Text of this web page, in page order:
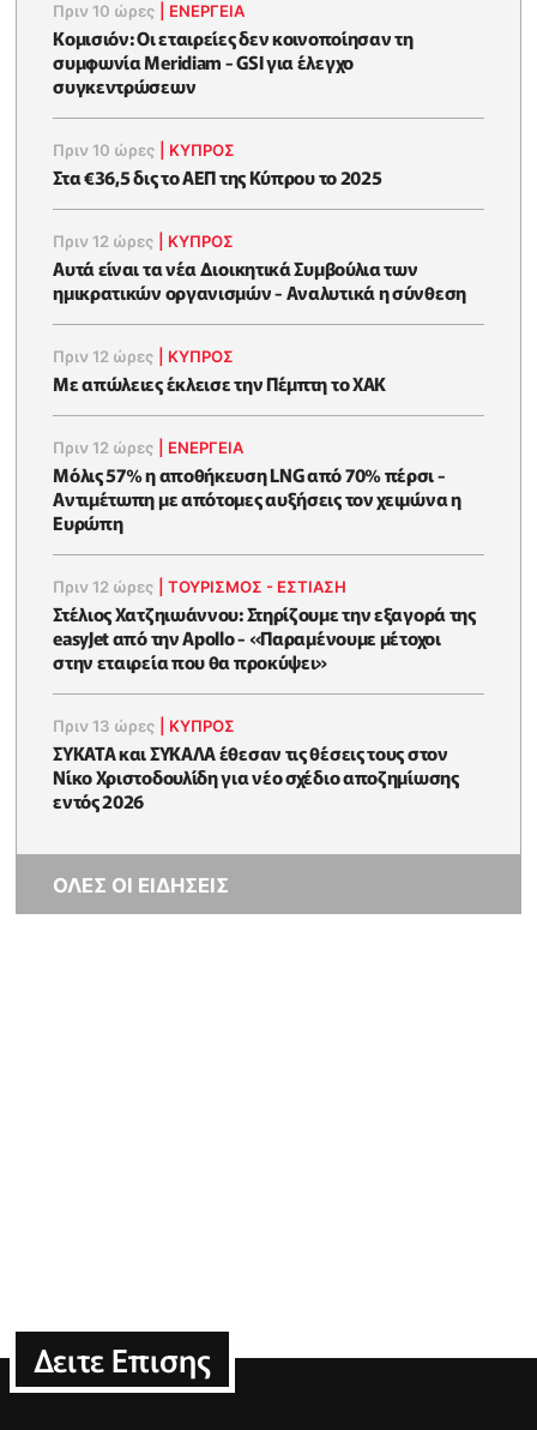
Πριν 10 ώρες ΕΝΈΡΓΕΙΑ
Κομισιόν: Οι εταιρείες δεν κοινοποίησαν τη
συμφωνία Meridiam - GSI για έλεγχο
συγκεντρώσεων
Πριν 10 ώρες ΚΥΠΡΟΣ
Στα €36,5 δις το ΑΕΠ της Κύπρου το 2025
Πριν 12 ώρες ΚΥΠΡΟΣ
Αυτά είναι τα νέα Διοικητικά Συμβούλια των
ημικρατικών οργανισμών - Αναλυτικά η σύνθεση
Πριν 12 ώρες ΚΥΠΡΟΣ
Με απώλειες έκλεισε την Πέμπτη το ΧΑΚ
Πριν 12 ώρες ΕΝΈΡΓΕΙΑ
Μόλις 57% η αποθήκευση LNG από 70% πέρσι -
Αντιμέτωπη με απότομες αυξήσεις τον χειμώνα η
Ευρώπη
Πριν 12 ώρες |ΤΟΥΡΙΣΜΟΣ - ΕΣΤΙΑΣΗ
Στέλιος Χατζηιωάννου: Στηρίζουμε την εξαγορά της
easyJet από την Apollo - «Παραμένουμε μέτοχοι
στην εταιρεία που θα προκύψει»
Πριν 13 ώρες ΚΥΠΡΟΣ
ΣΥΚΑΤΑ και ΣΥΚΑΛΑ έθεσαν τις θέσεις τους στον
Νίκο Χριστοδουλίδη για νέο σχέδιο αποζημίωσης
εντός 2026
ΟΛΕΣ ΟΙ ΕΙΔΗΣΕΙΣ
Δειτε Επισης